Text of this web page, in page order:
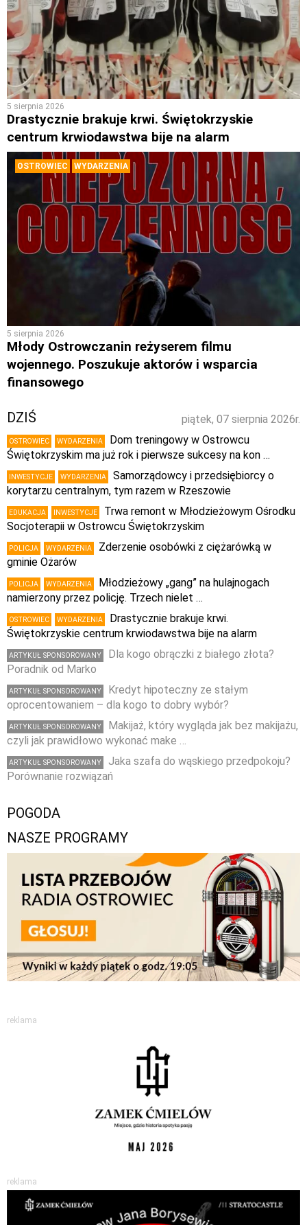
5 sierpnia 2026
Drastycznie brakuje krwi. Świętokrzyskie
centrum krwiodawstwa bije na alarm
OSTROWIEC WYDARZENIA
5 sierpnia 2026
Młody Ostrowczanin reżyserem filmu
wojennego. Poszukuje aktorów i wsparcia
finansowego
piątek, 07 sierpnia 2026r.
DZIŚ
OSTROWIEC WYDARZENIA
Dom treningowy w Ostrowcu
Świętokrzyskim ma już rok i pierwsze sukcesy na kon …
INWESTYCJE WYDARZENIA
Samorządowcy i przedsiębiorcy o
korytarzu centralnym, tym razem w Rzeszowie
EDUKACJA INWESTYCJE
Trwa remont w Młodzieżowym Ośrodku
Socjoterapii w Ostrowcu Świętokrzyskim
POLICJA WYDARZENIA
Zderzenie osobówki z ciężarówką w
gminie Ożarów
POLICJA WYDARZENIA
Młodzieżowy „gang” na hulajnogach
namierzony przez policję. Trzech nielet …
OSTROWIEC WYDARZENIA
Drastycznie brakuje krwi.
Świętokrzyskie centrum krwiodawstwa bije na alarm
ARTYKUŁ SPONSOROWANY
Dla kogo obrączki z białego złota?
Poradnik od Marko
ARTYKUŁ SPONSOROWANY
Kredyt hipoteczny ze stałym
oprocentowaniem – dla kogo to dobry wybór?
ARTYKUŁ SPONSOROWANY
Makijaż, który wygląda jak bez makijażu,
czyli jak prawidłowo wykonać make …
ARTYKUŁ SPONSOROWANY
Jaka szafa do wąskiego przedpokoju?
Porównanie rozwiązań
POGODA
NASZE PROGRAMY
reklama
reklama